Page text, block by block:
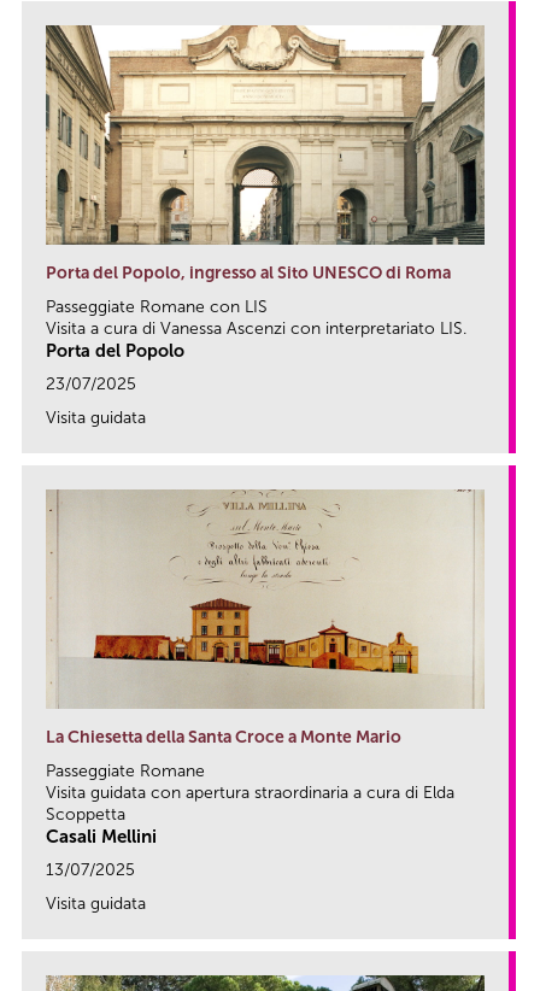
Porta del Popolo, ingresso al Sito UNESCO di Roma
Passeggiate Romane con LIS
Visita a cura di Vanessa Ascenzi con interpretariato LIS.
Porta del Popolo
23/07/2025
Visita guidata
La Chiesetta della Santa Croce a Monte Mario
Passeggiate Romane
Visita guidata con apertura straordinaria a cura di Elda
Scoppetta
Casali Mellini
13/07/2025
Visita guidata